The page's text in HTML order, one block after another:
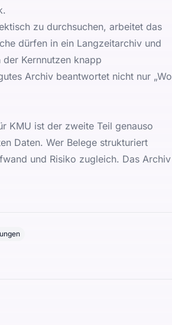
zu durchsuchen, arbeitet das
dürfen in ein Langzeitarchiv und
Kernnutzen knapp
Archiv beantwortet nicht nur „Wo
KMU ist der zweite Teil genauso
Daten. Wer Belege strukturiert
und Risiko zugleich. Das Archiv